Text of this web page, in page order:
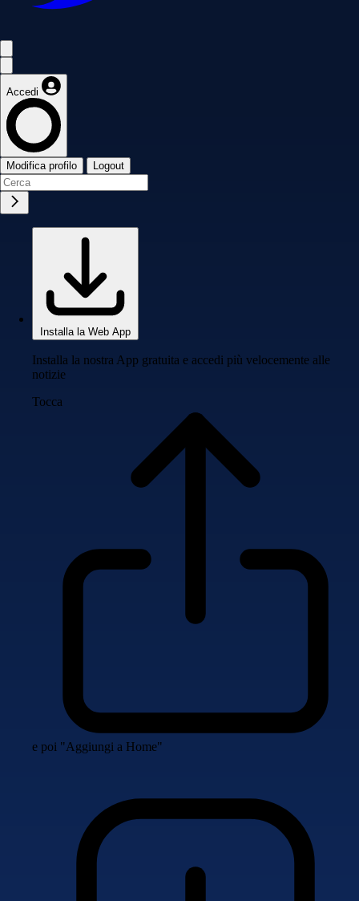
Accedi
Modifica profilo Logout
Installa la Web App
Installa la nostra App gratuita e accedi più velocemente alle
notizie
Tocca
e poi "Aggiungi a Home"